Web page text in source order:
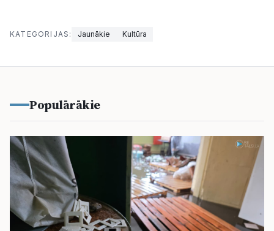
KATEGORIJAS: Jaunākie Kultūra
Populārākie